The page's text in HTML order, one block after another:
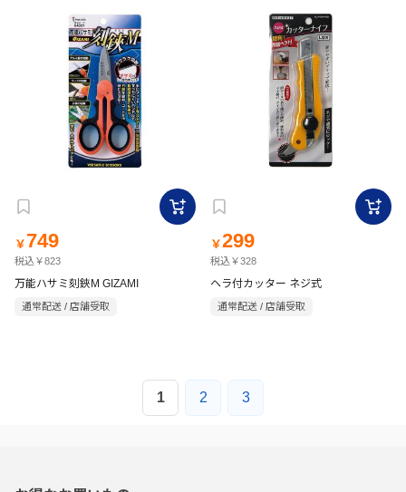
￥ 749
税込￥823
万能ハサミ刻鋏M GIZAMI
通常配送 / 店舗受取
￥299
税込￥328
ヘラ付カッター ネジ式
通常配送 / 店舗受取
1 2 3